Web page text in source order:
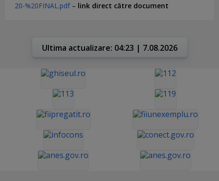
20-%20FINAL.pdf– link direct către document
Ultima actualizare: 04:23 | 7.08.2026